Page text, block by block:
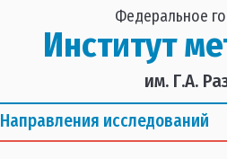
Федеральное
Институт
им. Г.А.
Направления исследований